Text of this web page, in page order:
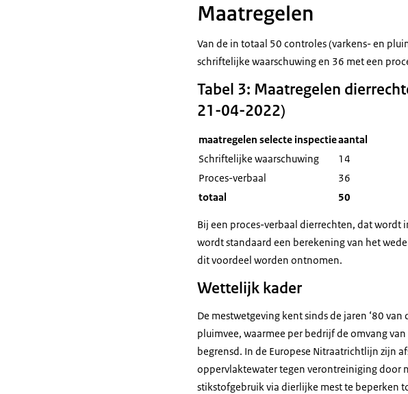
Maatregelen
Van de in totaal 50 controles (varkens- en
schriftelijke waarschuwing en 36 met een
Tabel 3: Maatregelen
21-04-2022)
maatregelen selecte inspectieaantal
Schriftelijke waarschuwing
14
Proces-verbaal
36
totaal
50
Bij een proces-verbaal dierrechten, dat
wordt standaard een berekening van het
dit voordeel worden ontnomen.
Wettelijk kader
De mestwetgeving kent sinds de jaren ‘80
pluimvee, waarmee per bedrijf de omvang
begrensd. In de Europese Nitraatrichtlijn zijn
oppervlaktewater tegen verontreiniging door
stikstofgebruik via dierlijke mest te beperken